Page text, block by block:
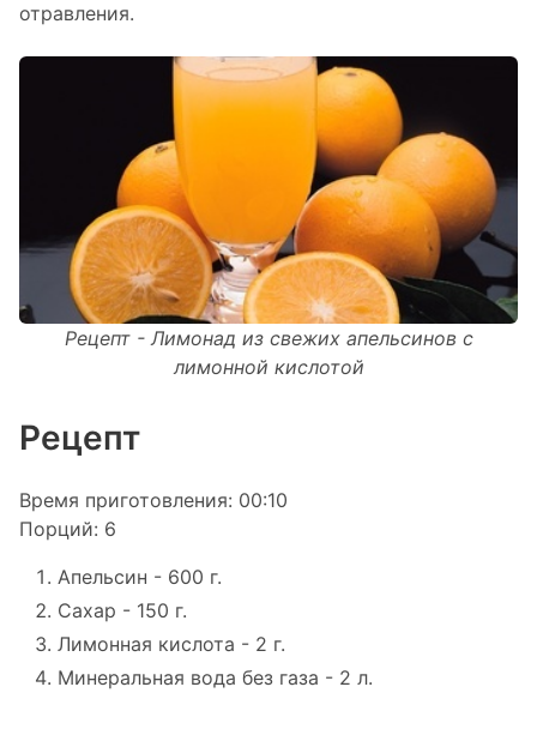
отравления.
Рецепт - Лимонад из свежих апельсинов с
лимонной кислотой
Рецепт
Время приготовления: 00:10
Порций: 6
Апельсин - 600 г.
Сахар - 150 г.
Лимонная кислота - 2 г.
Минеральная вода без газа - 2 л.